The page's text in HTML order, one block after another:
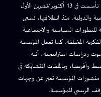
مؤسسة إعلامية وبحثية مستقلة ماليًا وإداريًا، تأسست في 13 أكتوبر/تشرين الأول
والدولية. منذ انطلاقتها، تسعى
للتطورات السياسية والاجتماعية
الفكرية المختلفة. كما تعمل المؤسسة
ودراسات استراتيجية، آنية
وبالملفات المتشابكة في
في منشورات المؤسسة تعبر عن وجهات
الرسمي للمؤسسة.